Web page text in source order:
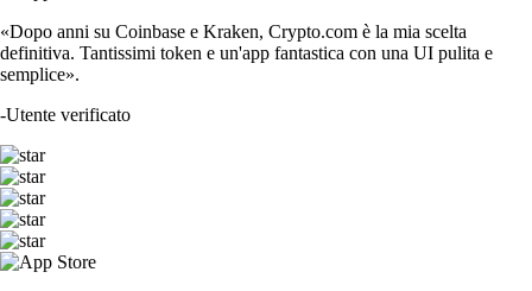
«Dopo anni su Coinbase e Kraken, Crypto.com è la mia scelta
definitiva. Tantissimi token e un'app fantastica con una UI pulita e
semplice».
-Utente verificato